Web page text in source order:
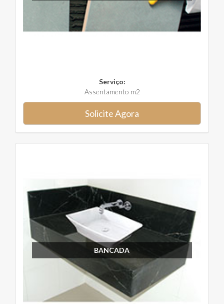
Serviço:
Assentamento m2
Solicite Agora
BANCADA